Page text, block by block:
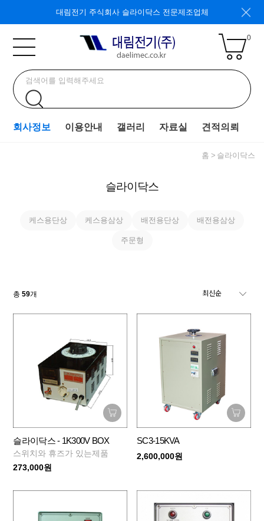
대림전기 주식회사 슬라이닥스 전문제조업체
0
회사정보 이용안내 갤러리 자료실 견적의뢰
홈 슬라이닥스
슬라이닥스
케스용단상 케스용삼상 배전용단상 배전용삼상
주문형
총59개
슬라이닥스 - 1K300V BOX
스위치와 휴즈가 있는제품
273,000원
SC3-15KVA
2,600,000원